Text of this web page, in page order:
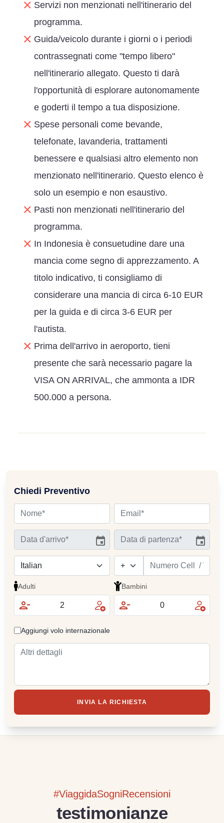
Servizi non menzionati nell'itinerario del
programma.
Guida/veicolo durante i giorni o i periodi
contrassegnati come "tempo libero"
nell'itinerario allegato. Questo ti darà
l'opportunità di esplorare autonomamente
e goderti il tempo a tua disposizione.
Spese personali come bevande,
telefonate, lavanderia, trattamenti
benessere e qualsiasi altro elemento non
menzionato nell'itinerario. Questo elenco è
solo un esempio e non esaustivo.
Pasti non menzionati nell'itinerario del
programma.
In Indonesia è consuetudine dare una
mancia come segno di apprezzamento. A
titolo indicativo, ti consigliamo di
considerare una mancia di circa 6-10 EUR
per la guida e di circa 3-6 EUR per
l'autista.
Prima dell'arrivo in aeroporto, tieni
presente che sarà necessario pagare la
VISA ON ARRIVAL, che ammonta a IDR
500.000 a persona.
Chiedi Preventivo
Adulti Bambini
Aggiungi volo internazionale
INVIA LA RICHIESTA
#ViaggidaSogniRecensioni
testimonianze